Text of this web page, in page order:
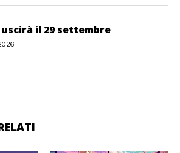
uscirà il 29 settembre